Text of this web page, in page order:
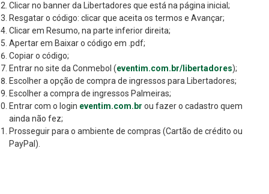
Clicar no banner da Libertadores que está na página inicial;
Resgatar o código: clicar que aceita os termos e Avançar;
Clicar em Resumo, na parte inferior direita;
Apertar em Baixar o código em .pdf;
Copiar o código;
Entrar no site da Conmebol (eventim.com.br/libertadores);
Escolher a opção de compra de ingressos para Libertadores;
Escolher a compra de ingressos Palmeiras;
Entrar com o login eventim.com.br ou fazer o cadastro quem
ainda não fez;
Prosseguir para o ambiente de compras (Cartão de crédito ou
PayPal).